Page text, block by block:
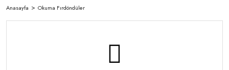
Anasayfa Okuma Fırdöndüler